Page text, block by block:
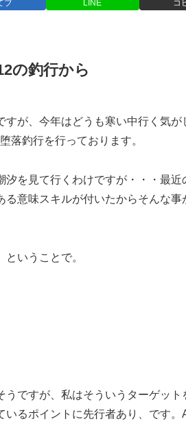
ブ LINE コ
の釣行から
が、今年はどうも寒い中行く気が
落釣行を行っております。
を見て行くわけですが・・・最近
る意味スキルが付いたからそんな事
いうことで。
ですが、私はそういうターゲット
るポイントに先行者あり、です。